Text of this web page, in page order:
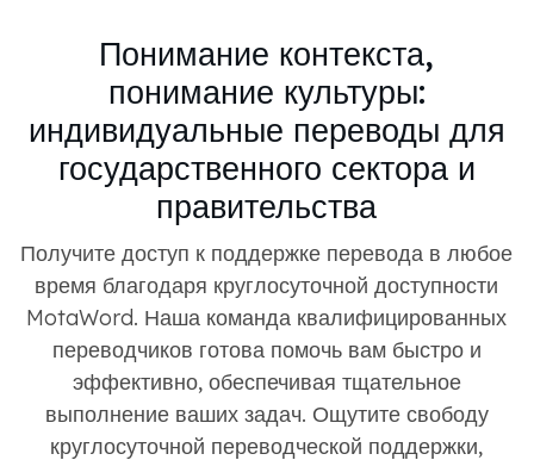
Понимание контекста,
понимание культуры:
индивидуальные переводы для
государственного сектора и
правительства
Получите доступ к поддержке перевода в любое
время благодаря круглосуточной доступности
MotaWord. Наша команда квалифицированных
переводчиков готова помочь вам быстро и
эффективно, обеспечивая тщательное
выполнение ваших задач. Ощутите свободу
круглосуточной переводческой поддержки,